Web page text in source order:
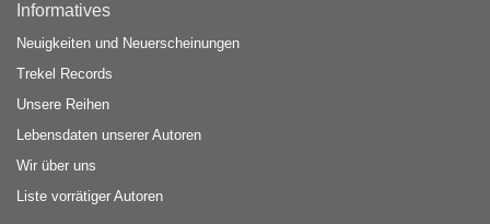
Informatives
Neuigkeiten und Neuerscheinungen
Trekel Records
Unsere Reihen
Lebensdaten unserer Autoren
Wir über uns
Liste vorrätiger Autoren